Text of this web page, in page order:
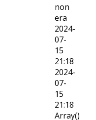
non
era
2024-
07-
15
21:18
2024-
07-
15
21:18
Array()